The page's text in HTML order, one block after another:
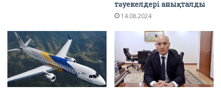
тәуекелдері анықталды
14.08.2024